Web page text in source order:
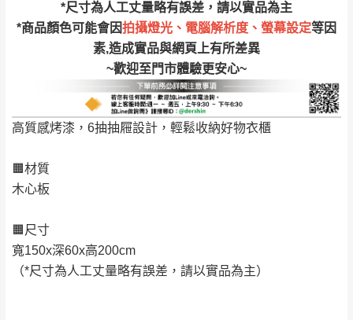
*尺寸為人工丈量略有誤差，請以實品為主
*商品顏色可能會因拍攝燈光、電腦解析度、螢幕設定等因
素,造成實品與網頁上有所差異
~歡迎至門市體驗更安心~
高質感烤漆，6抽抽屜設計，輕鬆收納好物衣櫃
🟧材質
木心板
🟧尺寸
寬150x深60x高200cm
（*尺寸為人工丈量略有誤差，請以實品為主）
雄、屏東、宜蘭、 花蓮、台東、金門、馬祖、澎湖地區
（可於LINE線上詢問 → @dershin）
。
其它注意事項
本司貨車運送如因路況不佳、天候惡劣、過於偏遠之
性)，若未依照上述方式處理，恕無法接受退
貨。
由於透過電腦螢幕選購商品，可能會因個人
電腦螢幕的設定色差或解析度等因素， 與實
際商品的顏色、質感稍有不同，如因此而需
退換貨，需自付來回運費及人資成本，請您
訂購前詳加確認。(包含商品尺寸是否合適)。
內通知客服人員(Line@ ID：
須保持商品全新狀態與完整包裝。鑑賞期間